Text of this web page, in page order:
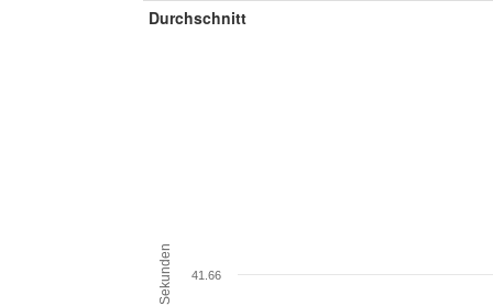
Durchschnitt
Sekunden 41.66